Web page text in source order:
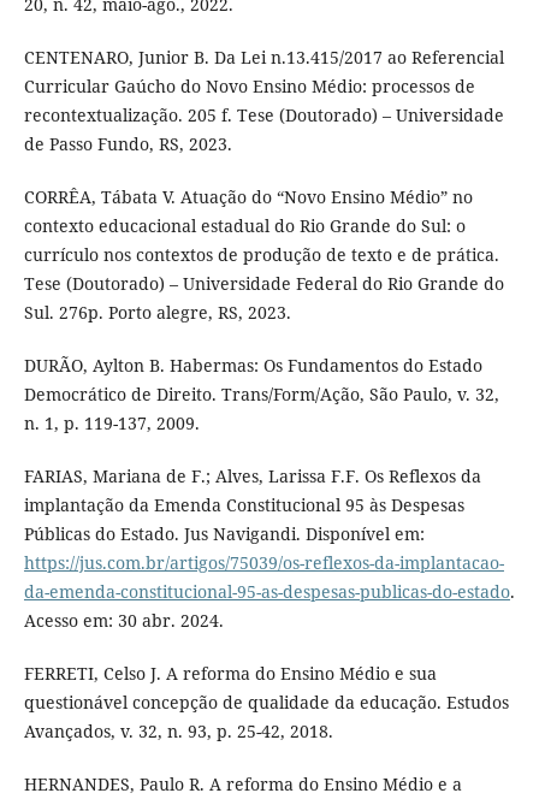
CENTENARO, Junior B. Da Lei n.13.415/2017 ao Referencial
Curricular Gaúcho do Novo Ensino Médio: processos de
recontextualização. 205 f. Tese (Doutorado) – Universidade
de Passo Fundo, RS, 2023.
CORRÊA, Tábata V. Atuação do “Novo Ensino Médio” no
contexto educacional estadual do Rio Grande do Sul: o
currículo nos contextos de produção de texto e de prática.
Tese (Doutorado) – Universidade Federal do Rio Grande do
Sul. 276p. Porto alegre, RS, 2023.
DURÃO, Aylton B. Habermas: Os Fundamentos do Estado
Democrático de Direito. Trans/Form/Ação, São Paulo, v. 32,
n. 1, p. 119-137, 2009.
FARIAS, Mariana de F.; Alves, Larissa F.F. Os Reflexos da
implantação da Emenda Constitucional 95 às Despesas
Públicas do Estado. Jus Navigandi. Disponível em:
https://jus.com.br/artigos/75039/os-reflexos-da-implantacao-
da-emenda-constitucional-95-as-despesas-publicas-do-estado.
Acesso em: 30 abr. 2024.
FERRETI, Celso J. A reforma do Ensino Médio e sua
questionável concepção de qualidade da educação. Estudos
Avançados, v. 32, n. 93, p. 25-42, 2018.
HERNANDES, Paulo R. A reforma do Ensino Médio e a